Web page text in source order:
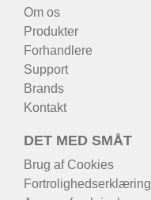
Om os
Produkter
Forhandlere
Support
Brands
Kontakt
DET MED SMÅT
Brug af Cookies
Fortrolighedserklæring